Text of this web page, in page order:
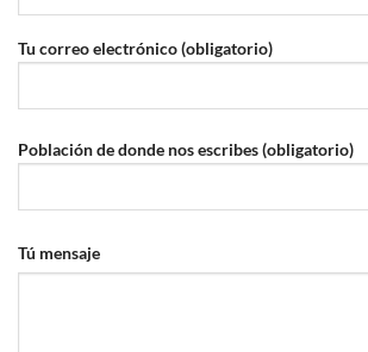
Tu correo electrónico (obligatorio)
Población de donde nos escribes (obligatorio)
Tú mensaje